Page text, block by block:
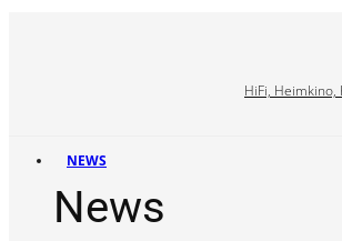
HiFi,
NEWS
News